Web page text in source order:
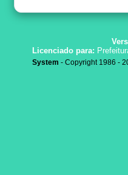
Licenciado para:
System - Copyright 1986 -